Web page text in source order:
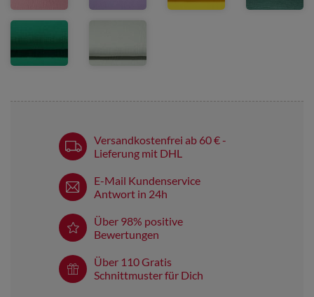
Versandkostenfrei ab 60 € -
Lieferung mit DHL
E-Mail Kundenservice
Antwort in 24h
Über 98% positive
Bewertungen
Über 110 Gratis
Schnittmuster für Dich